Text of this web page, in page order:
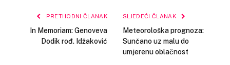
PRETHODNI ČLANAK
In Memoriam: Genoveva
Dodik rođ. Idžaković
SLJEDEĆI ČLANAK
Meteorološka prognoza:
Sunčano uz malu do
umjerenu oblačnost